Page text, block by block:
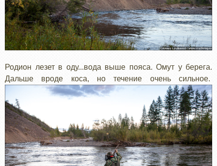
Родион лезет в оду...вода выше пояса. Омут у берега.
Дальше вроде коса, но течение очень сильное.